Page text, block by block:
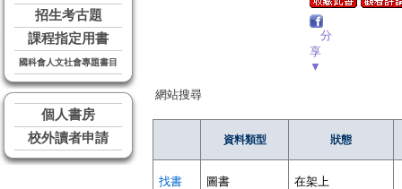
招生考古題
課程指定用書
國科會人文社會專題書目
個人書房
校外讀者申請
分
享
▼
網站搜尋
資料類型 狀態
找書 圖書 在架上